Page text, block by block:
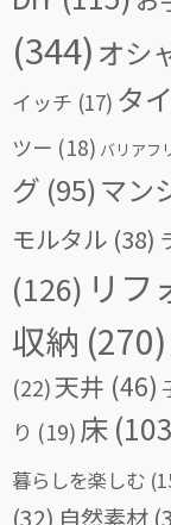
(344) オシ
イッチ (17) タ
ツー (18) バリアフ
グ (95)マン
モルタル (38)
(126) リフ
収納 (270)
(22)天井 (46)
り (19) 床
暮らしを楽しむ
(32) 自然素材